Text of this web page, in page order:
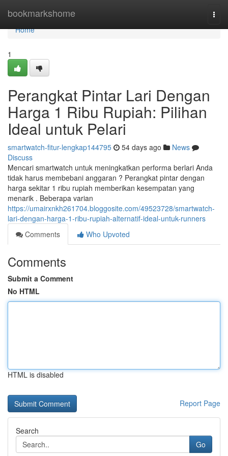
bookmarkshome
Home
Home
1
Perangkat Pintar Lari Dengan
Harga 1 Ribu Rupiah: Pilihan
Ideal untuk Pelari
smartwatch-fitur-lengkap144795 54 days ago
News
Discuss
Mencari smartwatch untuk meningkatkan performa berlari Anda
tidak harus membebani anggaran ? Perangkat pintar dengan
harga sekitar 1 ribu rupiah memberikan kesempatan yang
menarik . Beberapa varian
https://umairxnkh261704.bloggosite.com/49523728/smartwatch-
lari-dengan-harga-1-ribu-rupiah-alternatif-ideal-untuk-runners
Comments
Who Upvoted
Comments
Submit a Comment
No HTML
HTML is disabled
Report Page
Search
Go